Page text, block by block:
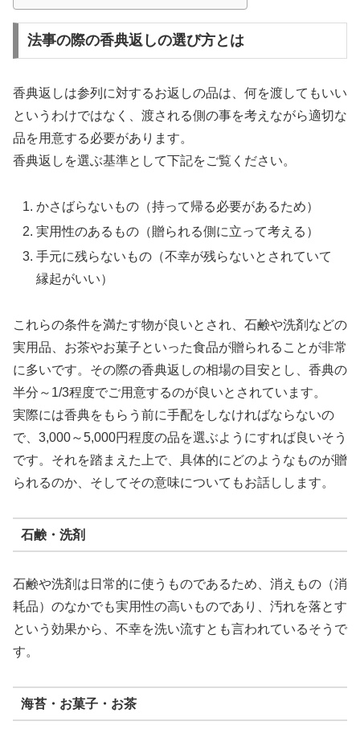
法事の際の香典返しの選び方とは
香典返しは参列に対するお返しの品は、何を渡してもいい
というわけではなく、渡される側の事を考えながら適切な
品を用意する必要があります。
香典返しを選ぶ基準として下記をご覧ください。
かさばらないもの（持って帰る必要があるため）
実用性のあるもの（贈られる側に立って考える）
手元に残らないもの（不幸が残らないとされていて
縁起がいい）
これらの条件を満たす物が良いとされ、石鹸や洗剤などの
実用品、お茶やお菓子といった食品が贈られることが非常
に多いです。その際の香典返しの相場の目安とし、香典の
半分～1/3程度でご用意するのが良いとされています。
実際には香典をもらう前に手配をしなければならないの
で、3,000～5,000円程度の品を選ぶようにすれば良いそう
です。それを踏まえた上で、具体的にどのようなものが贈
られるのか、そしてその意味についてもお話しします。
石鹸・洗剤
石鹸や洗剤は日常的に使うものであるため、消えもの（消
耗品）のなかでも実用性の高いものであり、汚れを落とす
という効果から、不幸を洗い流すとも言われているそうで
す。
海苔・お菓子・お茶